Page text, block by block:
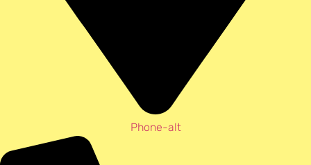
Phone-alt